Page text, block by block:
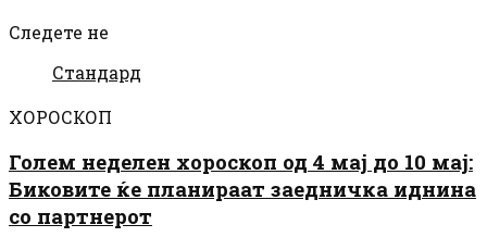
Следете не
Стандард
ХОРОСКОП
Голем неделен хороскоп од 4 мај до 10 мај:
Биковите ќе планираат заедничка иднина
со партнерот